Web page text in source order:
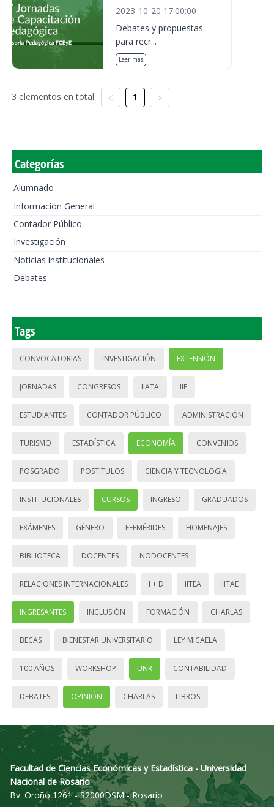
2023-10-20 17:00:00
Debates y propuestas
para recr...
Leer más
3 elementos en total: 1
Categorías
Alumnado
Información General
Contador Público
Investigación
Noticias institucionales
Debates
Tags
CONVOCATORIAS INVESTIGACIÓN EXTENSIÓN
JORNADAS CONGRESOS IIATA IIE
ESTUDIANTES CONTADOR PÚBLICO ADMINISTRACIÓN
TURISMO ESTADÍSTICA ECONOMÍA CONVENIOS
POSGRADO POSTÍTULOS CIENCIA Y TECNOLOGÍA
INSTITUCIONALES CURSOS INGRESO GRADUADOS
EXÁMENES GÉNERO EFEMÉRIDES HOMENAJES
BIBLIOTECA DOCENTES NODOCENTES
RELACIONES INTERNACIONALES I + D IITEA IITAE
INGRESANTES INCLUSIÓN FORMACIÓN CHARLAS
BECAS BIENESTAR UNIVERSITARIO LEY MICAELA
100 AÑOS WORKSHOP UNR CONTABILIDAD
DEBATES OPINIÓN CHARLAS LIBROS
Facultad de Ciencias Económicas y Estadística - Universidad
Nacional de Rosario
Bv. Oroño 1261 - S2000DSM - Rosario